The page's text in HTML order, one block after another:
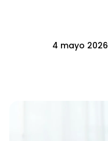
4 mayo 2026